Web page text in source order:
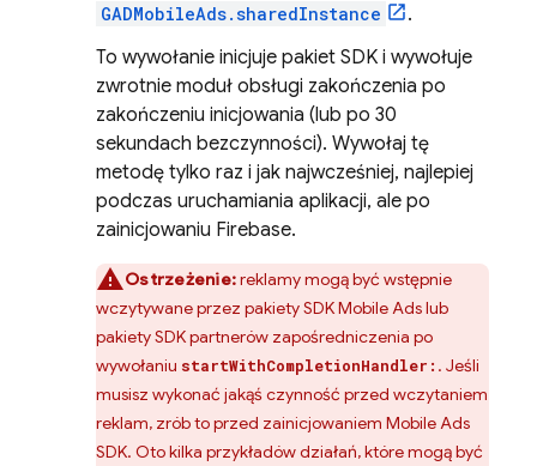
GADMobileAds.sharedInstance
.
To wywołanie inicjuje pakiet SDK i wywołuje
zwrotnie moduł obsługi zakończenia po
zakończeniu inicjowania (lub po 30
sekundach bezczynności). Wywołaj tę
metodę tylko raz i jak najwcześniej, najlepiej
podczas uruchamiania aplikacji, ale po
zainicjowaniu Firebase.
Ostrzeżenie:reklamy mogą być wstępnie
wczytywane przez pakiety SDKMobile Adslub
pakiety SDK partnerów zapośredniczenia po
wywołaniu startWithCompletionHandler: . Jeśli
musisz wykonać jakąś czynność przed wczytaniem
reklam, zrób to przed zainicjowaniem Mobile Ads
SDK. Oto kilka przykładów działań, które mogą być